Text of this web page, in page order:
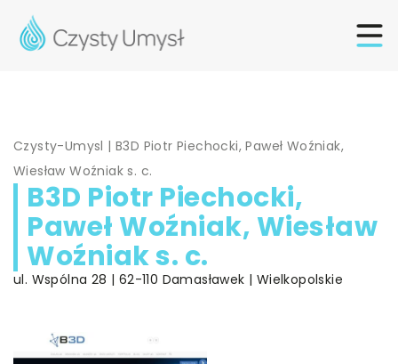
Czysty-Umysl |B3D Piotr Piechocki, Paweł Woźniak,
Wiesław Woźniak s. c.
B3D Piotr Piechocki,
Paweł Woźniak, Wiesław
Woźniak s. c.
ul. Wspólna 28 | 62-110 Damasławek | Wielkopolskie